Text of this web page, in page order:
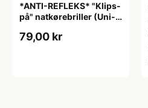
*ANTI-REFLEKS* "Klips-
på" natkørebriller (Uni-
79,00 kr